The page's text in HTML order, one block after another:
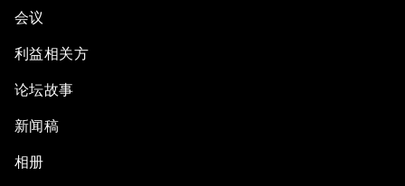
会议
利益相关方
论坛故事
新闻稿
相册